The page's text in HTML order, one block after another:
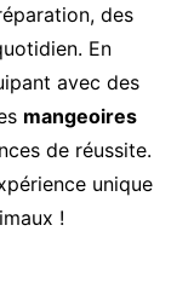
des
En
avec des
mangeoires
de réussite.
unique
!